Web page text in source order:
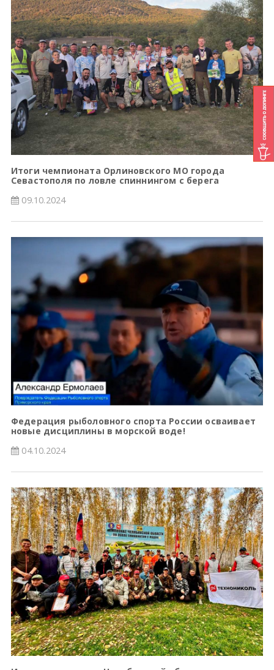
Итоги чемпионата Орлиновского МО города
Севастополя по ловле спиннингом с берега
09.10.2024
Федерация рыболовного спорта России осваивает
новые дисциплины в морской воде!
04.10.2024